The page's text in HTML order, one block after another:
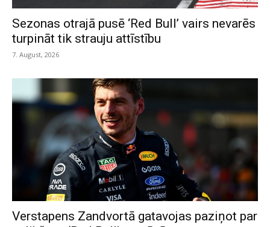
Sezonas otrajā pusē ‘Red Bull’ vairs nevarēs
turpināt tik strauju attīstību
7. August, 2026
Verstapens Zandvortā gatavojas paziņot par